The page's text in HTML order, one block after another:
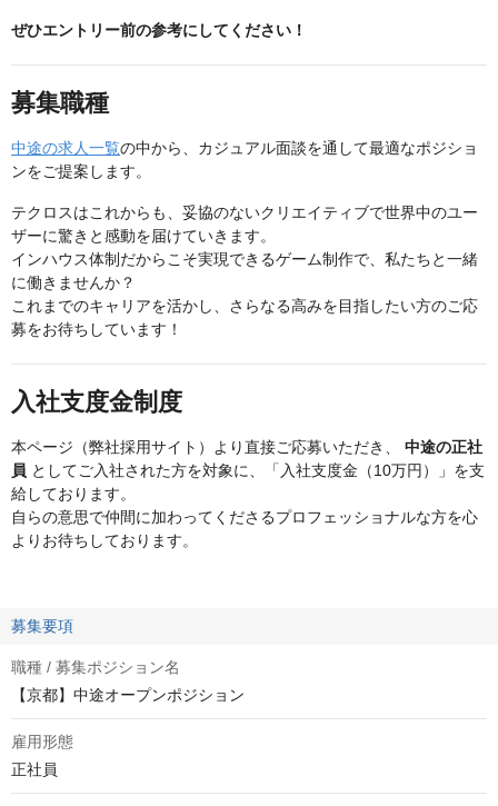
ぜひエントリー前の参考にしてください！
募集職種
中途の求人一覧の中から、カジュアル面談を通して最適なポジショ
ンをご提案します。
テクロスはこれからも、妥協のないクリエイティブで世界中のユー
ザーに驚きと感動を届けていきます。
インハウス体制だからこそ実現できるゲーム制作で、私たちと一緒
に働きませんか？
これまでのキャリアを活かし、さらなる高みを目指したい方のご応
募をお待ちしています！
入社支度金制度
本ページ（弊社採用サイト）より直接ご応募いただき、 中途の正社
員 としてご入社された方を対象に、「入社支度金（10万円）」を支
給しております。
自らの意思で仲間に加わってくださるプロフェッショナルな方を心
よりお待ちしております。
募集要項
職種 / 募集ポジション名
【京都】中途オープンポジション
雇用形態
正社員